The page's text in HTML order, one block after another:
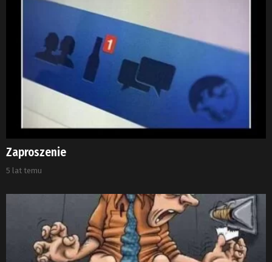
Zaproszenie
5 lat temu